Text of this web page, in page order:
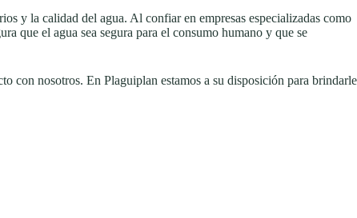
y la calidad del agua. Al confiar en empresas especializadas como
que el agua sea segura para el consumo humano y que se
con nosotros. En Plaguiplan estamos a su disposición para brindarle